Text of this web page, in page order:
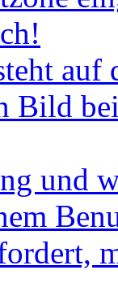
Bild
und